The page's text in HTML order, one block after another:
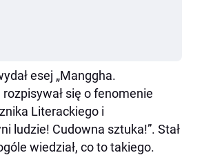
esej „Manggha.
się o fenomenie
Literackiego i
ludzie! Cudowna sztuka!”. Stał
wiedział, co to takiego.